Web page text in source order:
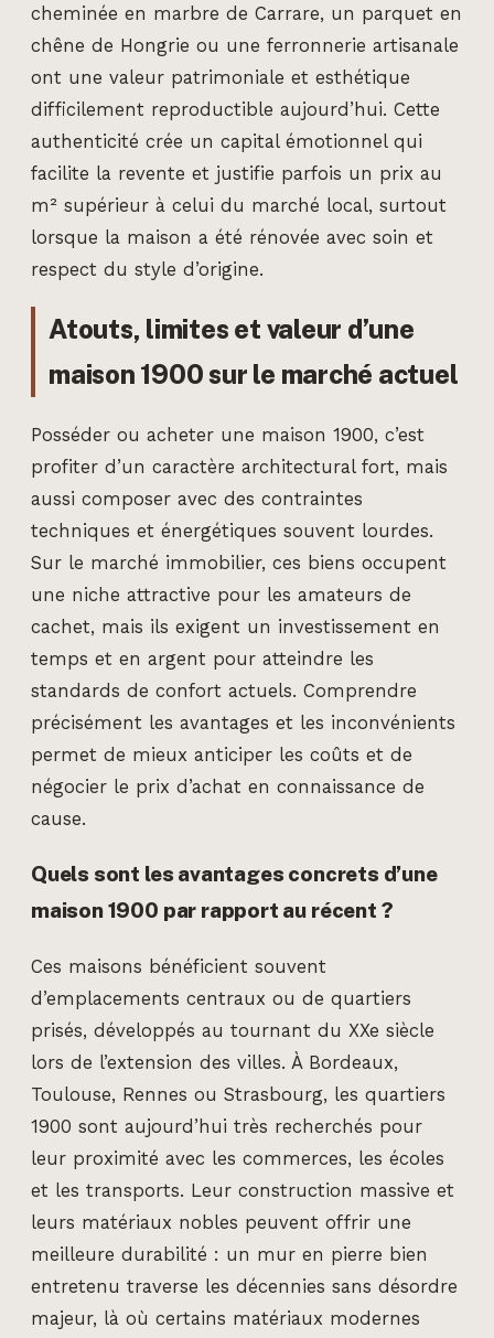
cheminée en marbre de Carrare, un parquet en
chêne de Hongrie ou une ferronnerie artisanale
ont une valeur patrimoniale et esthétique
difficilement reproductible aujourd’hui. Cette
authenticité crée un capital émotionnel qui
facilite la revente et justifie parfois un prix au
m² supérieur à celui du marché local, surtout
lorsque la maison a été rénovée avec soin et
respect du style d’origine.
Atouts, limites et valeur d’une
maison 1900 sur le marché actuel
Posséder ou acheter une maison 1900, c’est
profiter d’un caractère architectural fort, mais
aussi composer avec des contraintes
techniques et énergétiques souvent lourdes.
Sur le marché immobilier, ces biens occupent
une niche attractive pour les amateurs de
cachet, mais ils exigent un investissement en
temps et en argent pour atteindre les
standards de confort actuels. Comprendre
précisément les avantages et les inconvénients
permet de mieux anticiper les coûts et de
négocier le prix d’achat en connaissance de
cause.
Quels sont les avantages concrets d’une
maison 1900 par rapport au récent ?
Ces maisons bénéficient souvent
d’emplacements centraux ou de quartiers
prisés, développés au tournant du XXe siècle
lors de l’extension des villes. À Bordeaux,
Toulouse, Rennes ou Strasbourg, les quartiers
1900 sont aujourd’hui très recherchés pour
leur proximité avec les commerces, les écoles
et les transports. Leur construction massive et
leurs matériaux nobles peuvent offrir une
meilleure durabilité : un mur en pierre bien
entretenu traverse les décennies sans désordre
majeur, là où certains matériaux modernes